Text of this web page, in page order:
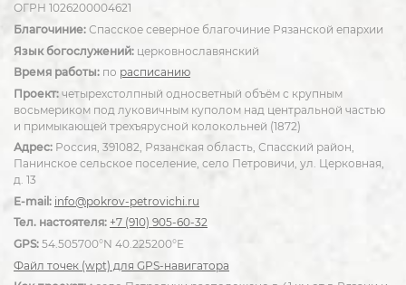
ОГРН 1026200004621
Благочиние: Спасское северное благочиние Рязанской епархии
Язык богослужений: церковнославянский
Время работы: по расписанию
Проект: четырехстолпный односветный объём с крупным
восьмериком под луковичным куполом над центральной частью
и примыкающей трехъярусной колокольней (1872)
Адрес: Россия, 391082, Рязанская область, Спасский район,
Панинское сельское поселение, село Петровичи, ул. Церковная,
д. 13
E-mail: info@pokrov-petrovichi.ru
Тел. настоятеля: +7 (910) 905-60-32
GPS: 54.505700°N 40.225200°E
Файл точек (wpt) для GPS-навигатора